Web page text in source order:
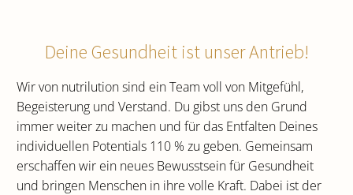
Deine Gesundheit ist unser Antrieb!
Wir von nutrilution sind ein Team voll von Mitgefühl,
Begeisterung und Verstand. Du gibst uns den Grund
immer weiter zu machen und für das Entfalten Deines
individuellen Potentials 110 % zu geben. Gemeinsam
erschaffen wir ein neues Bewusstsein für Gesundheit
und bringen Menschen in ihre volle Kraft. Dabei ist der